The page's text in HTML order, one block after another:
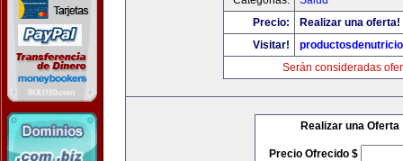
Precio:
Realizar una oferta!
Visitar!
Serán consideradas
Realizar una Oferta
Precio Ofrecido $